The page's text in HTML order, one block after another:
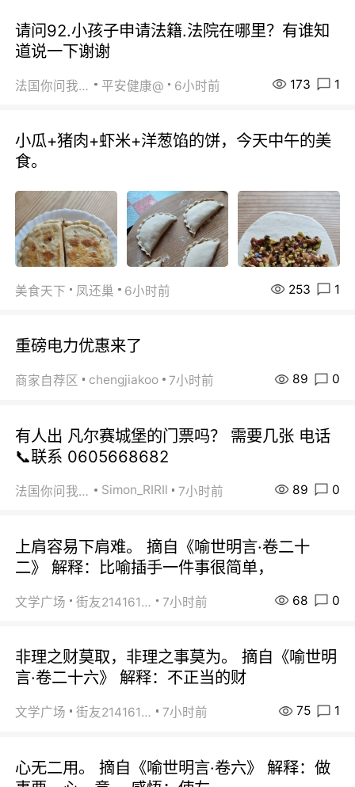
请问92.小孩子申请法籍.法院在哪里？有谁知
道说一下谢谢
法国你问我答 平安健康@ 6小时前 173 1
小瓜+猪肉+虾米+洋葱馅的饼，今天中午的美
食。
美食天下 凤还巢 6小时前 253 1
重磅电力优惠来了
商家自荐区 chengjiakoo 7小时前 89 0
有人出 凡尔赛城堡的门票吗？ 需要几张 电话
📞联系 0605668682
法国你问我答 Simon_RIRIl 7小时前 89 0
上肩容易下肩难。 摘自《喻世明言·卷二十
二》 解释：比喻插手一件事很简单，
文学广场 街友21416156 7小时前 68 0
非理之财莫取，非理之事莫为。 摘自《喻世明
言·卷二十六》 解释：不正当的财
文学广场 街友21416156 7小时前 75 1
心无二用。 摘自《喻世明言·卷六》 解释：做